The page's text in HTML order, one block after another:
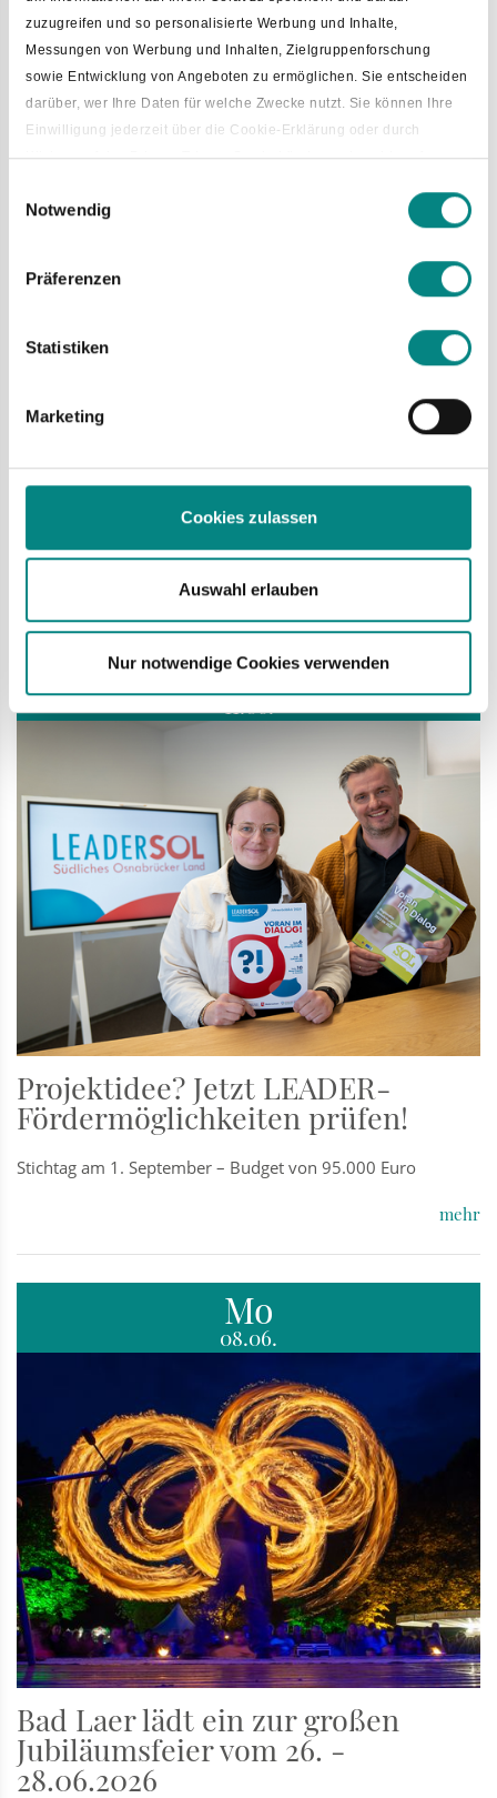
zuzugreifen und so personalisierte Werbung und Inhalte,
Messungen von Werbung und Inhalten, Zielgruppenforschung
sowie Entwicklung von Angeboten zu ermöglichen. Sie entscheiden
darüber, wer Ihre Daten für welche Zwecke nutzt. Sie können Ihre
Einwilligung jederzeit über die Cookie-Erklärung oder durch
Klicken auf das Privacy Trigger Symbol ändern oder widerrufen
Wenn Sie es erlauben, würden wir auch gerne:
Erfahren Sie mehr darüber, wie Ihre persönlichen Daten verarbeitet
Notwendig
Präferenzen
Statistiken
Marketing
Cookies zulassen
Auswahl erlauben
Nur notwendige Cookies verwenden
Fr
12.06.
Mietspiegel 2026
Do
11.06.
Projektidee? Jetzt LEADER-
Fördermöglichkeiten prüfen!
Stichtag am 1. September – Budget von 95.000 Euro
mehr
Mo
08.06.
Bad Laer lädt ein zur großen
Jubiläumsfeier vom 26. -
28.06.2026